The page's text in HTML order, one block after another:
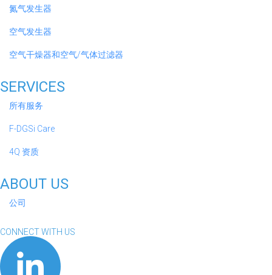
氮气发生器
空气发生器
空气干燥器和空气/气体过滤器
SERVICES
所有服务
F-DGSi Care
4Q 资质
ABOUT US
公司
CONNECT WITH US